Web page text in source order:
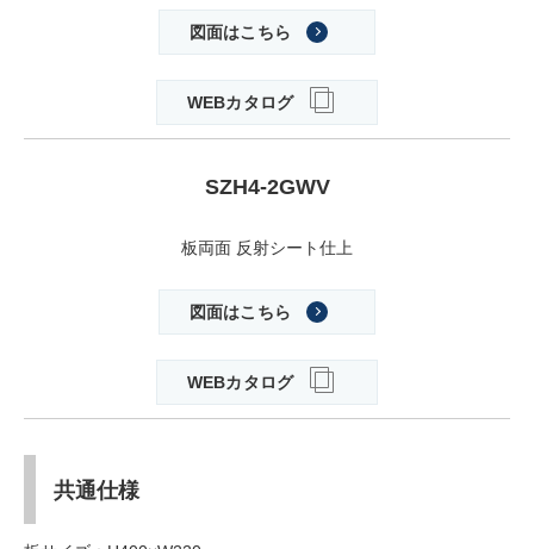
図面はこちら
WEBカタログ
SZH4-2GWV
板両面 反射シート仕上
図面はこちら
WEBカタログ
共通仕様